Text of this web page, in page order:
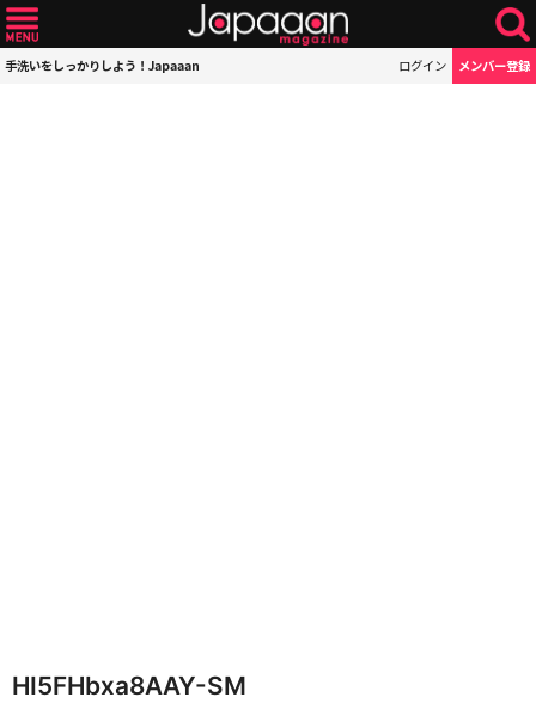
手洗いをしっかりしよう！Japaaan ログイン メンバー登録
HI5FHbxa8AAY-SM